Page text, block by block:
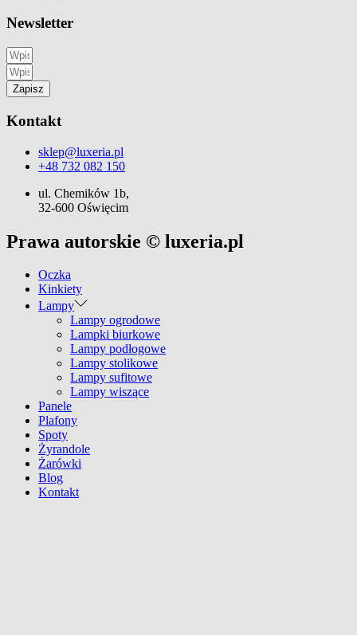
Newsletter
Zapisz
Kontakt
sklep@luxeria.pl
+48 732 082 150
ul. Chemików 1b,
32-600 Oświęcim
Prawa autorskie © luxeria.pl
Oczka
Kinkiety
Lampy
Lampy ogrodowe
Lampki biurkowe
Lampy podłogowe
Lampy stolikowe
Lampy sufitowe
Lampy wiszące
Panele
Plafony
Spoty
Żyrandole
Żarówki
Blog
Kontakt